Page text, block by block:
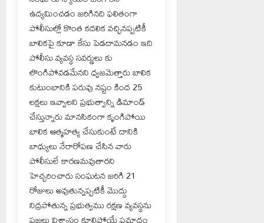
ఉద్యమించడం జరిగినది ఫలితంగా
పోలీసుల్లో కొంత కదలిక వచ్చినప్పటికీ
బాలికపై కూడా కేసు పెడదామనడం ఇది
పోలీసు వ్యవస్థ సవర్ణులు కు
లొంగిపోవడమేనని ధ్వజమెత్తారు బాలిక
కుటుంబానికి పరువు నష్టం కింద 25
లక్షలు ఇవ్వాలని ప్రభుత్వాన్ని డిమాండ్
చేస్తున్నారు మానసికంగా కృంగిపోయి
బాలిక ఆత్మహత్య చేసుకుంటే దానికి
బాధ్యులు నేరారోపణ చేసిన వారు
పోలీసులే కారణమవుతారని
హెచ్చరించారు సంఘటన జరిగి 21
రోజులు అవుతున్నప్పటికీ మొద్దు
నిద్రపోతున్న ప్రభుత్వము రక్షణ వ్యవస్థను